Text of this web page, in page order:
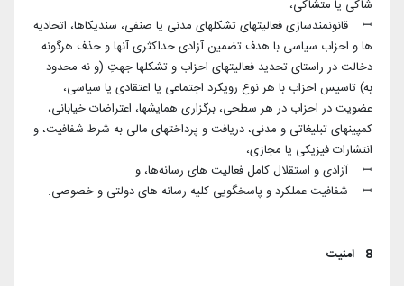
شاکی یا متشاکی،
ꟷ قانونمندسازی فعالیتهای تشکلهای مدنی یا صنفی، سندیکاها، اتحادیه
ها و احزاب سیاسی با هدف تضمین آزادی حداکثری آنها و حذف هرگونه
دخالت در راستای تحدید فعالیتهای احزاب و تشکلها جهتِ (و نه محدود
به) تاسیس احزاب با هر نوع رویکرد اجتماعی یا اعتقادی یا سیاسی،
عضویت در احزاب در هر سطحی، برگزاری همایشها، اعتراضات خیابانی،
کمپینهای تبلیغاتی و مدنی، دریافت و پرداختهای مالی به شرط شفافیت، و
انتشارات فیزیکی یا مجازی،
ꟷ آزادی و استقلال کامل فعالیت های رسانه‌ها، و
ꟷ شفافیت عملکرد و پاسخگویی کلیه رسانه های دولتی و خصوصی.
8 امنیت